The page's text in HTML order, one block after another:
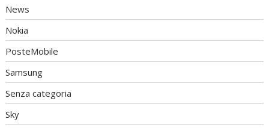
News
Nokia
PosteMobile
Samsung
Senza categoria
Sky